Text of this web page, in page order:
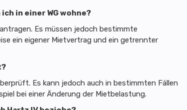
in einer WG wohne?
Es müssen jedoch bestimmte
ein eigener Mietvertrag und ein getrennter
Es kann jedoch auch in bestimmten Fällen
bei einer Änderung der Mietbelastung.